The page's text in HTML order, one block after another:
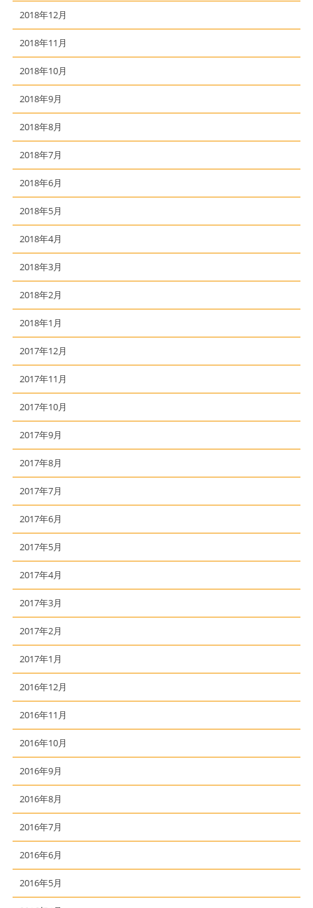
2018年12月
2018年11月
2018年10月
2018年9月
2018年8月
2018年7月
2018年6月
2018年5月
2018年4月
2018年3月
2018年2月
2018年1月
2017年12月
2017年11月
2017年10月
2017年9月
2017年8月
2017年7月
2017年6月
2017年5月
2017年4月
2017年3月
2017年2月
2017年1月
2016年12月
2016年11月
2016年10月
2016年9月
2016年8月
2016年7月
2016年6月
2016年5月